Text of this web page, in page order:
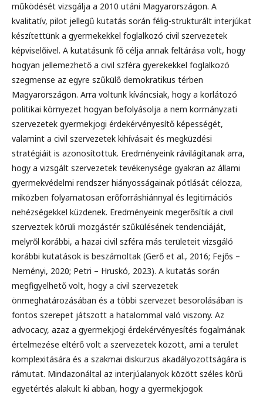
működését vizsgálja a 2010 utáni Magyarországon. A
kvalitatív, pilot jellegű kutatás során félig-strukturált interjúkat
készítettünk a gyermekekkel foglalkozó civil szervezetek
képviselőivel. A kutatásunk fő célja annak feltárása volt, hogy
hogyan jellemezhető a civil szféra gyerekekkel foglalkozó
szegmense az egyre szűkülő demokratikus térben
Magyarországon. Arra voltunk kíváncsiak, hogy a korlátozó
politikai környezet hogyan befolyásolja a nem kormányzati
szervezetek gyermekjogi érdekérvényesítő képességét,
valamint a civil szervezetek kihívásait és megküzdési
stratégiáit is azonosítottuk. Eredményeink rávilágítanak arra,
hogy a vizsgált szervezetek tevékenysége gyakran az állami
gyermekvédelmi rendszer hiányosságainak pótlását célozza,
miközben folyamatosan erőforráshiánnyal és legitimációs
nehézségekkel küzdenek. Eredményeink megerősítik a civil
szerveztek körüli mozgástér szűkülésének tendenciáját,
melyről korábbi, a hazai civil szféra más területeit vizsgáló
korábbi kutatások is beszámoltak (Gerő et al., 2016; Fejős –
Neményi, 2020; Petri – Hruskó, 2023). A kutatás során
megfigyelhető volt, hogy a civil szervezetek
önmeghatározásában és a többi szervezet besorolásában is
fontos szerepet játszott a hatalommal való viszony. Az
advocacy, azaz a gyermekjogi érdekérvényesítés fogalmának
értelmezése eltérő volt a szervezetek között, ami a terület
komplexitására és a szakmai diskurzus akadályozottságára is
rámutat. Mindazonáltal az interjúalanyok között széles körű
egyetértés alakult ki abban, hogy a gyermekjogok